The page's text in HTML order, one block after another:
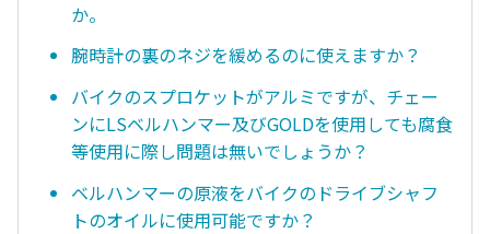
か。
腕時計の裏のネジを緩めるのに使えますか？
バイクのスプロケットがアルミですが、チェー
ンにLSベルハンマー及びGOLDを使用しても腐食
等使用に際し問題は無いでしょうか？
ベルハンマーの原液をバイクのドライブシャフ
トのオイルに使用可能ですか？